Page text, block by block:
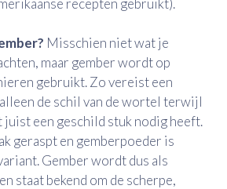
Misschien niet wat je
maar gember wordt op
gebruikt. Zo vereist een
de schil van de wortel terwijl
juist een geschild stuk nodig heeft.
geraspt en gemberpoeder is
Gember wordt dus als
staat bekend om de scherpe,